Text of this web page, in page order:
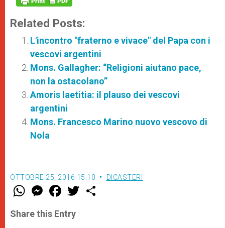
Related Posts:
L'incontro "fraterno e vivace" del Papa con i
vescovi argentini
Mons. Gallagher: “Religioni aiutano pace,
non la ostacolano”
Amoris laetitia: il plauso dei vescovi
argentini
Mons. Francesco Marino nuovo vescovo di
Nola
OTTOBRE 25, 2016 15:10 DICASTERI
W
t
s
M
e
s
e
F
a
e
b
w
Share this Entry